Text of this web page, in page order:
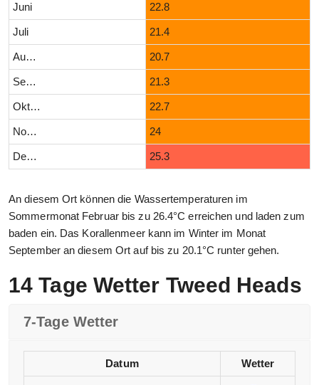
Juni 22.8
Juli 21.4
August 20.7
September 21.3
Oktober 22.7
November 24
Dezember 25.3
An diesem Ort können die Wassertemperaturen im
Sommermonat Februar bis zu 26.4°C erreichen und laden zum
baden ein. Das Korallenmeer kann im Winter im Monat
September an diesem Ort auf bis zu 20.1°C runter gehen.
14 Tage Wetter Tweed Heads
7-Tage Wetter
Datum Wetter